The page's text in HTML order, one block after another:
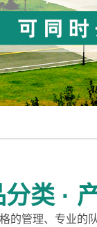
分类 ·
的管理、专业的